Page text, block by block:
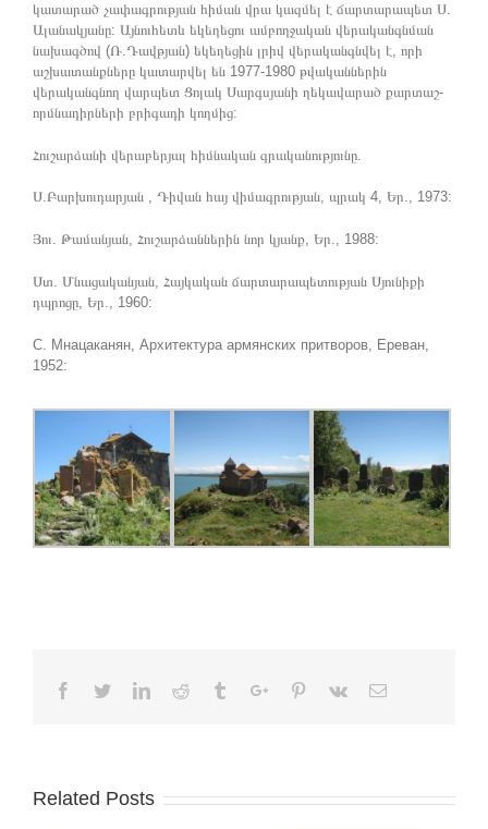
կատարած չափագրության հիման վրա կազմել է ճարտարապետ Ս.
Ալանակյանը: Այնուհետև եկեղեցու ամբողջական վերականգնման
նախագծով (Ռ.Դավթյան) եկեղեցին լրիվ վերականգնվել է, որի
աշխատանքները կատարվել են 1977-1980 թվականներին
վերականգնող վարպետ Ցոլակ Սարգսյանի ղեկավարած քարտաշ-
որմնադիրների բրիգադի կողմից:
Հուշարձանի վերաբերյալ հիմնական գրականությունը.
Ս.Բարխուդարյան , Դիվան հայ վիմագրության, պրակ 4, Եր., 1973:
Յու. Թամանյան, Հուշարձաններին նոր կյանք, Եր., 1988:
Ստ. Մնացականյան, Հայկական ճարտարապետության Սյունիքի
դպրոցը, Եր., 1960:
С. Мнацаканян, Архитектура армянских притворов, Ереван,
1952:
Facebook
TwitterLinkedinReddit TumblrGoogle+Pinterest
Vk Email
Related Posts